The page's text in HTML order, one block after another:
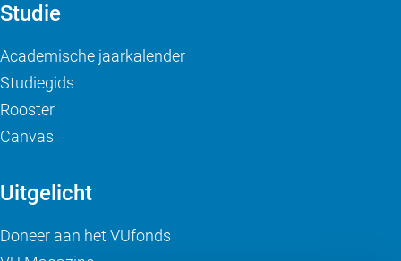
Studie
Academische jaarkalender
Studiegids
Rooster
Canvas
Uitgelicht
Doneer aan het VUfonds